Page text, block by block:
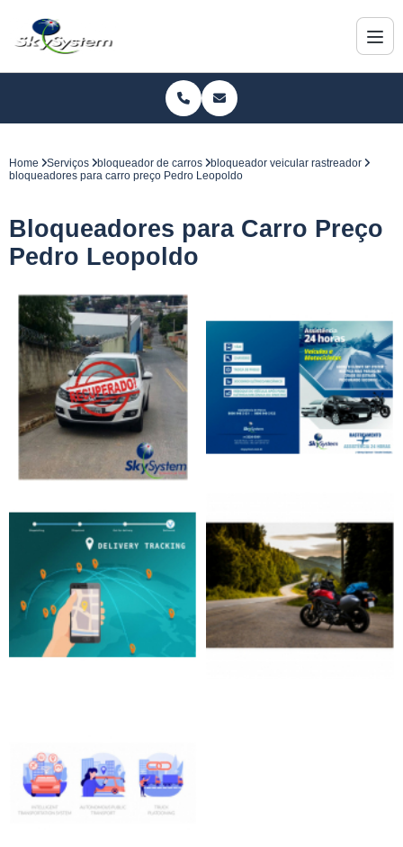
Home Serviços bloqueador de carros
bloqueador veicular rastreador
bloqueadores para carro preço Pedro Leopoldo
Bloqueadores para Carro Preço
Pedro Leopoldo